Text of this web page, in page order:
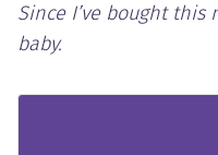
Since I’ve bought
baby.